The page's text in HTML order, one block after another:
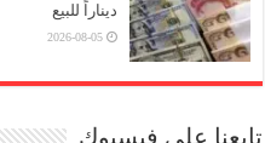
ديناراً للبيع
2026-08-05
تابعنا على فيسبوك